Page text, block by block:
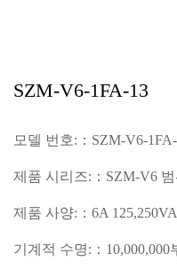
SZM-V6-1FA-13
모델 번호:：SZM-V6-
제품 시리즈:：SZM-V6 범
제품 사양:：6A
기계적 수명:：10,000,000